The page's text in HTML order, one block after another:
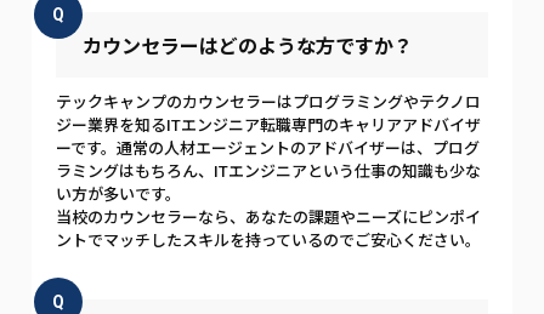
Q
カウンセラーはどのような方ですか？
テックキャンプのカウンセラーはプログラミングやテクノロ
ジー業界を知るITエンジニア転職専門のキャリアアドバイザ
ーです。通常の人材エージェントのアドバイザーは、プログ
ラミングはもちろん、ITエンジニアという仕事の知識も少な
い方が多いです。
当校のカウンセラーなら、あなたの課題やニーズにピンポイ
ントでマッチしたスキルを持っているのでご安心ください。
Q